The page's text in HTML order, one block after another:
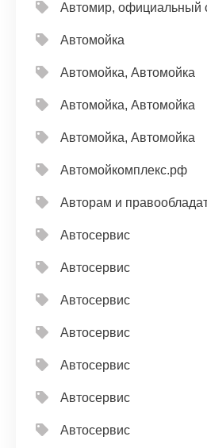
Автомир, официальный
Автомойка
Автомойка, Автомойка
Автомойка, Автомойка
Автомойка, Автомойка
Автомойкомплекс.рф
Авторам и
Автосервис
Автосервис
Автосервис
Автосервис
Автосервис
Автосервис
Автосервис